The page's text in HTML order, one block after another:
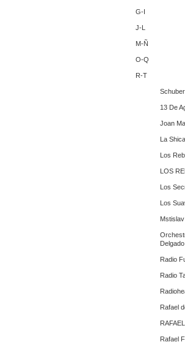
G-I
J-L
M-Ñ
O-Q
R-T
13 De
Joan
La Shica
Los
LOS
Los
Los
Delgado
Radio
Radio
Rafael
Rafael